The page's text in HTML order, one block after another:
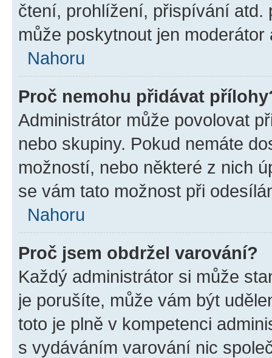
čtení, prohlížení, přispívání atd.
může poskytnout jen
Nahoru
Proč nemohu přidávat
Administrátor může povolovat
nebo skupiny. Pokud nemáte
možností, nebo některé z nich
se vám tato možnost při
Nahoru
Proč jsem obdržel varování?
Každý administrátor si může
je porušíte, může vám být
toto je plně v kompetenci
s vydáváním varování nic